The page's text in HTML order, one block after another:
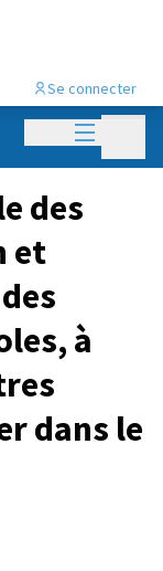
Menu
Se connecter
des
et
à
dans le